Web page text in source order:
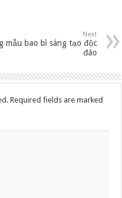
Next
mẫu bao bì sáng tạo độc
đáo
Required fields are marked